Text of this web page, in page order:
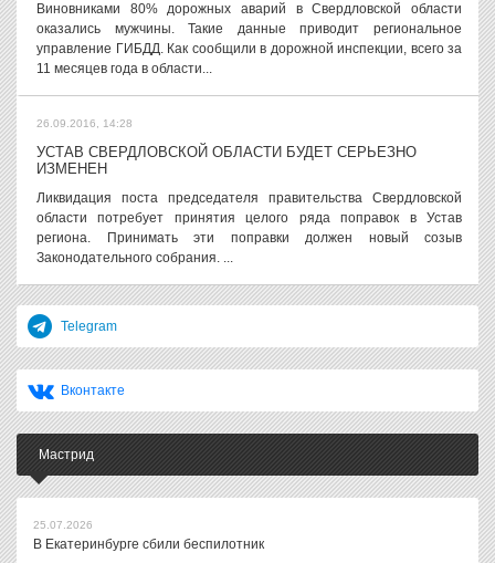
Виновниками 80% дорожных аварий в Свердловской области
оказались мужчины. Такие данные приводит региональное
управление ГИБДД. Как сообщили в дорожной инспекции, всего за
11 месяцев года в области...
26.09.2016, 14:28
УСТАВ СВЕРДЛОВСКОЙ ОБЛАСТИ БУДЕТ СЕРЬЕЗНО
ИЗМЕНЕН
Ликвидация поста председателя правительства Свердловской
области потребует принятия целого ряда поправок в Устав
региона. Принимать эти поправки должен новый созыв
Законодательного собрания. ...
Telegram
Вконтакте
Мастрид
25.07.2026
В Екатеринбурге сбили беспилотник